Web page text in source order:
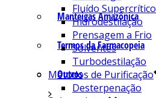
Manteigas Amazônica
Termos da Farmacopeia
Outros
Fluído Supercrítico
Hidrodestilação
Prensagem a Frio
Solventes
Turbodestilação
Métodos de Purificação
Desterpenação